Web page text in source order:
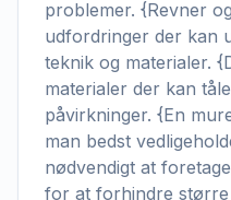
problemer. {Revner
udfordringer der kan
teknik og materialer.
materialer der kan
påvirkninger. {En
man bedst
nødvendigt at
for at forhindre